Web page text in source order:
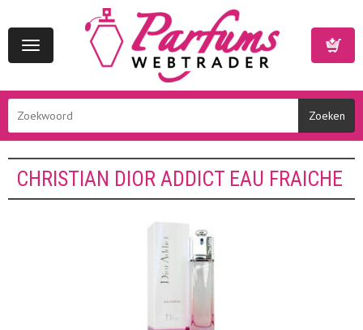
Toggle
navigation
CHRISTIAN DIOR ADDICT EAU FRAICHE